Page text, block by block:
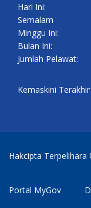
Hari Ini:
Semalam
Minggu Ini:
Bulan Ini:
Jumlah Pelawat:
Kemaskini
Hakcipta
Portal MyGov